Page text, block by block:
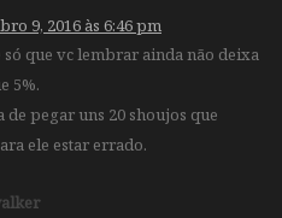
9, 2016 às 6:46 pm
só que vc lembrar ainda não deixa
5%.
de pegar uns 20 shoujos que
ele estar errado.